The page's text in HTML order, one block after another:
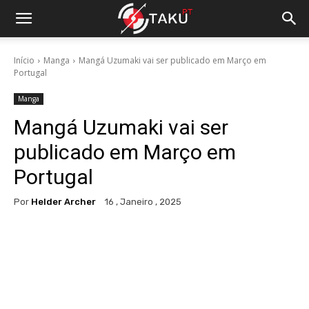
Início Manga
Mangá Uzumaki vai ser publicado em Março em
Portugal
Manga
Mangá Uzumaki vai ser
publicado em Março em
Portugal
Por Helder Archer 16 , Janeiro , 2025